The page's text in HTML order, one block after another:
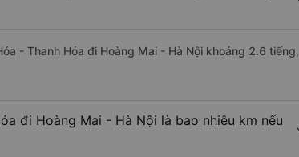
- Thanh Hóa đi Hoàng Mai - Hà Nội khoảng 2.6 tiếng,
đi Hoàng Mai - Hà Nội là bao nhiêu km nếu